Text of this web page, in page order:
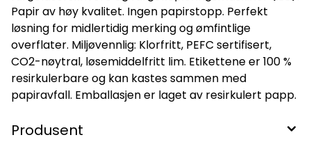
Papir av høy kvalitet. Ingen papirstopp. Perfekt
løsning for midlertidig merking og ømfintlige
overflater. Miljøvennlig: Klorfritt, PEFC sertifisert,
CO2-nøytral, løsemiddelfritt lim. Etikettene er 100 %
resirkulerbare og kan kastes sammen med
papiravfall. Emballasjen er laget av resirkulert papp.
Produsent